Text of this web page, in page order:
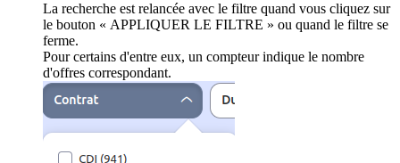
La recherche est relancée avec le filtre quand vous cliquez sur
le bouton « APPLIQUER LE FILTRE » ou quand le filtre se
ferme.
Pour certains d'entre eux, un compteur indique le nombre
d'offres correspondant.